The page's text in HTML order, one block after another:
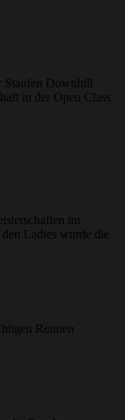
Staufen Downhill
in der Open Class
im
Ladies wurde die
Rennen